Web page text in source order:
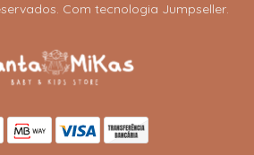
Com tecnologia Jumpseller.